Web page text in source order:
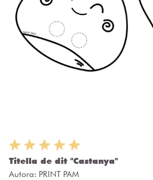
Titella de dit "Castanya"
Autora: PRINT PAM